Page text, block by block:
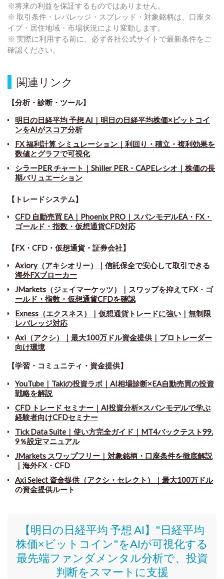
※将来の利益を保証するものではありません。
※ 取引条件・レバレッジ・スプレッド・対象銘柄は、口座タ
イプ・居住地域・市場状況により変動します。
※ 実際に利用する前に、必ず各社公式サイトで最新条件をご
確認ください。
関連リンク
【分析・診断・ツール】
明日の日経平均 予想 AI｜明日の日経平均株価×ビットコイ
ンをAIがスコア分析
FX 福利計算 シミュレーション｜利回り・積立・複利効果を
数値とグラフで可視化
シラーPER チャート ｜ Shiller PER・CAPEレシオ｜株価の長
期バリュエーション
【トレードシステム】
CFD 自動売買 EA｜Phoenix PRO｜スパンモデルEA・FX・
ゴールド・指数・仮想通貨CFD対応
【FX・CFD・仮想通貨・証券会社】
Axiory（アキシオリー）｜信託保全で安心して取引できる
海外FXブローカー
JMarkets（ジェイマーケッツ）｜スワップを抑えてFX・ゴ
ールド・指数・仮想通貨CFDを確認
Exness（エクスネス）｜仮想通貨トレードに強い｜無制限
レバレッジ対応
Axi（アクシ）｜最大100万ドル資金提供｜プロトレーダー
向け環境
【学習・コミュニティ・資金提供】
YouTube｜Takiの投資ラボ｜AI相場診断×EA自動売買の投資
戦略を解説
CFD トレード セミナー ｜ AI投資分析×スパンモデルで学ぶ
経験者向けCFDセミナー
Tick Data Suite ｜ 使い方完全ガイド｜MT4バックテスト99.
9％設定マニュアル
JMarkets スワップフリー ｜ 対象銘柄・口座条件を徹底解説
｜海外FX・CFD
Axi Select 資金提供（アクシ・セレクト）｜最大100万ドル
の資金提供ルート
【明日の日経平均 予想 AI】"日経平均
株価×ビットコイン"をAIが可視化する
最先端ファンダメンタル分析で、投資
判断をスマートに支援